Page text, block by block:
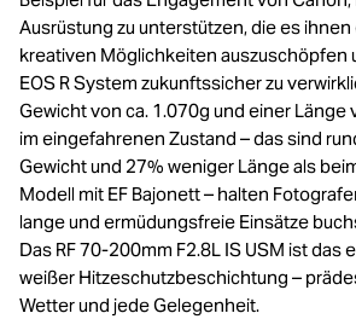
Ausrüstung zu unterstützen, die es
kreativen Möglichkeiten auszuschöpfen
EOS R System zukunftssicher zu
Gewicht von ca. 1.070g und einer Länge
im eingefahrenen Zustand – das sind
Gewicht und 27% weniger Länge als
Modell mit EF Bajonett – halten
lange und ermüdungsfreie Einsätze
Das RF 70-200mm F2.8L IS USM ist das
weißer Hitzeschutzbeschichtung –
Wetter und jede Gelegenheit.